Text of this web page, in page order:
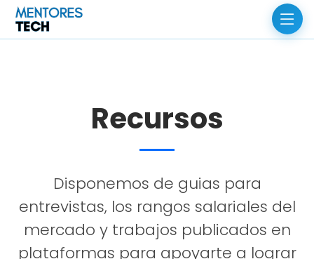
Recursos
Disponemos de guias para
entrevistas, los rangos salariales del
mercado y trabajos publicados en
plataformas para apoyarte a lograr